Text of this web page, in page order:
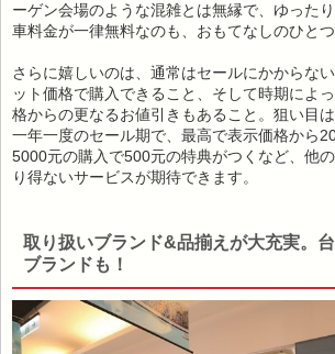
ーゲン会場のような混雑とは無縁で、ゆった
車料金が一律無料なのも、おもてなしのひとつ
さらに嬉しいのは、通常はセールにかからな
ット価格で購入できること、そして時期によ
格からの更なるお値引きもあること。狙い目
一年一度のセール期で、最高で表示価格から
5000元の購入で500元の特典がつくなど、他
り得ないサービスが期待できます。
取り扱いブランド&品揃えが大充実。
ブランドも！